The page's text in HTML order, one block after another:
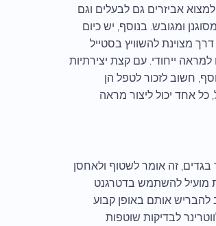
אביזרים גם לבעלים וגם
ומגובש. בנוסף, יש כיום
מצוינת להשוויץ בסטייל
ייחודי. עם קצת יצירתיות
חשוב לזכור לטפל הן
כל אחד יכול ליצור מראה
זה אומר לשטוף ולאחסן
מועיל להשתמש בדטרגנט
להבריש אותם באופן קבוע
לבדיקות שוטפות